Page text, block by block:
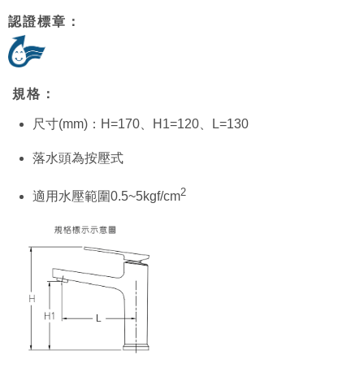
認證標章：
規格：
尺寸(mm)：H=170、H1=120、L=130
落水頭為按壓式
適用水壓範圍0.5~5kgf/cm2